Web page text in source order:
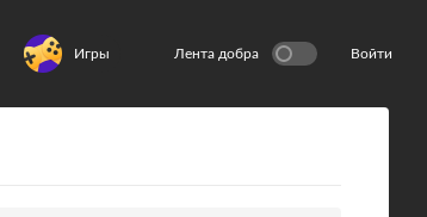
Игры Лента добра Войти